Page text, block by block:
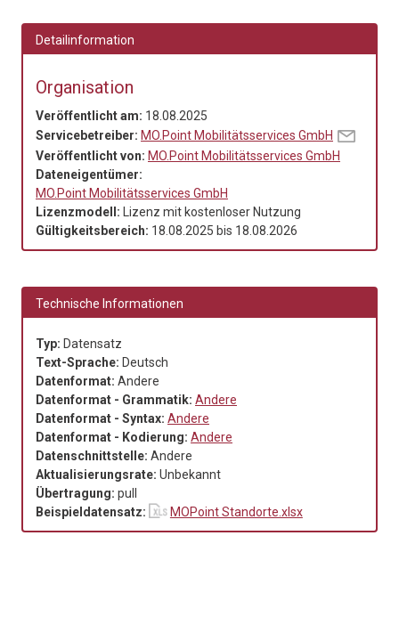
Detailinformation
Organisation
Veröffentlicht am: 18.08.2025
Servicebetreiber: MO.Point Mobilitätsservices GmbH
Veröffentlicht von: MO.Point Mobilitätsservices GmbH
Dateneigentümer:
MO.Point Mobilitätsservices GmbH
Lizenzmodell:
Lizenz mit kostenloser Nutzung
Gültigkeitsbereich: 18.08.2025 bis 18.08.2026
Technische Informationen
Typ: Datensatz
Text-Sprache: Deutsch
Datenformat: Andere
Datenformat - Grammatik: Andere
Datenformat - Syntax: Andere
Datenformat - Kodierung: Andere
Datenschnittstelle: Andere
Aktualisierungsrate: Unbekannt
Übertragung: pull
Beispieldatensatz:
MOPoint Standorte.xlsx